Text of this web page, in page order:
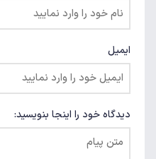
ایمیل
دیدگاه خود را اینجا بنویسید: